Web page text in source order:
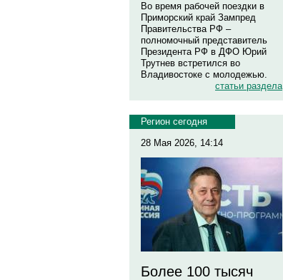
Во время рабочей поездки в
Приморский край Зампред
Правительства РФ –
полномочный представитель
Президента РФ в ДФО Юрий
Трутнев встретился во
Владивостоке с молодежью.
статьи раздела
Регион сегодня
28 Мая 2026, 14:14
Более 100 тысяч